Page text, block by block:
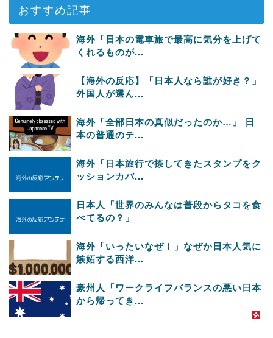
おすすめ記事
海外「日本の電車旅で最高に気分を上げて
くれるものが...
【海外の反応】「日本人なら誰が好き？」
外国人が選ん...
海外「全部日本の真似だったのか…」 日
本の普通のテ...
海外「日本旅行で捺してきたスタンプをク
ッションカバ...
日本人「世界のみんなは普段からタコを食
べてるの？」
海外「いったいなぜ！」なぜか日本人気に
嫉妬する西洋...
豪州人「ワークライフバランスの悪い日本
から帰ってき...